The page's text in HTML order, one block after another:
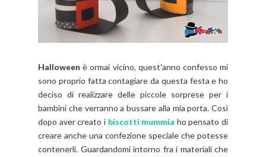
Halloween è ormai vicino, quest'anno confesso mi
sono proprio fatta contagiare da questa festa e ho
deciso di realizzare delle piccole sorprese per i
bambini che verranno a bussare alla mia porta. Così
dopo aver creato i biscotti mummia ho pensato di
creare anche una confezione speciale che potesse
contenerli. Guardandomi intorno fra i materiali che